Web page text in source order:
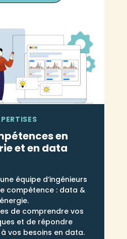
en
et en data
équipe d’ingénieurs
compétence : data &
énergie.
de comprendre vos
et de répondre
vos besoins en data.